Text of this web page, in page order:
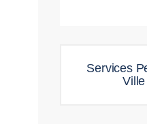
Services